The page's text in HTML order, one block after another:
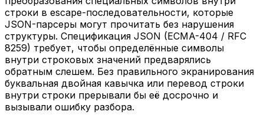
строки в escape-последовательности, которые
JSON-парсеры могут прочитать без нарушения
структуры. Спецификация JSON (ECMA-404 / RFC
8259) требует, чтобы определённые символы
внутри строковых значений предварялись
обратным слешем. Без правильного экранирования
буквальная двойная кавычка или перевод строки
внутри строки прерывали бы её досрочно и
вызывали ошибку разбора.